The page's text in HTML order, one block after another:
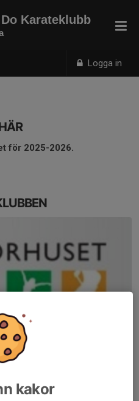
Logga in
Karateklubb
för 2025-2026.
kakor